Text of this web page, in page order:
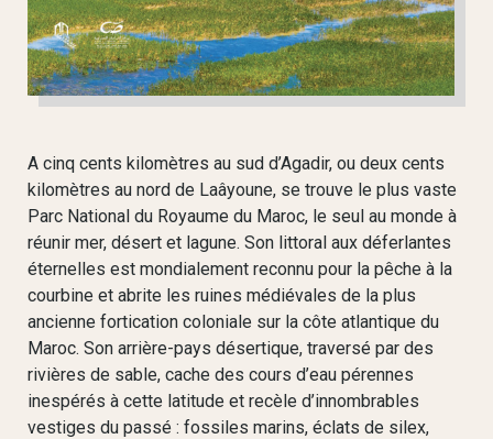
A cinq cents kilomètres au sud d’Agadir, ou deux cents
kilomètres au nord de Laâyoune, se trouve le plus vaste
Parc National du Royaume du Maroc, le seul au monde à
réunir mer, désert et lagune. Son littoral aux déferlantes
éternelles est mondialement reconnu pour la pêche à la
courbine et abrite les ruines médiévales de la plus
ancienne fortication coloniale sur la côte atlantique du
Maroc. Son arrière-pays désertique, traversé par des
rivières de sable, cache des cours d’eau pérennes
inespérés à cette latitude et recèle d’innombrables
vestiges du passé : fossiles marins, éclats de silex,